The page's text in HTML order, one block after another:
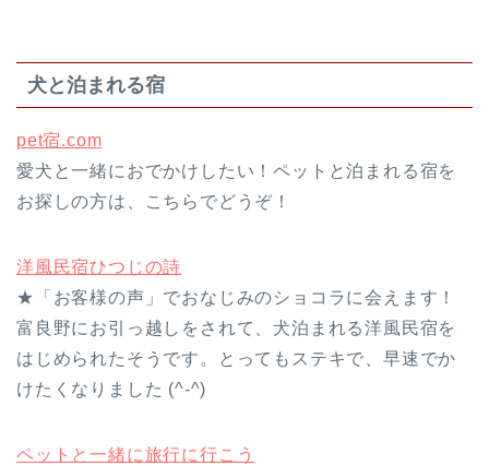
犬と泊まれる宿
pet宿.com
愛犬と一緒におでかけしたい！ペットと泊まれる宿を
お探しの方は、こちらでどうぞ！
洋風民宿ひつじの詩
★「お客様の声」でおなじみのショコラに会えます！
富良野にお引っ越しをされて、犬泊まれる洋風民宿を
はじめられたそうです。とってもステキで、早速でか
けたくなりました (^-^)
ペットと一緒に旅行に行こう